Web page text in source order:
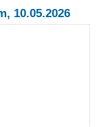
10.05.2026